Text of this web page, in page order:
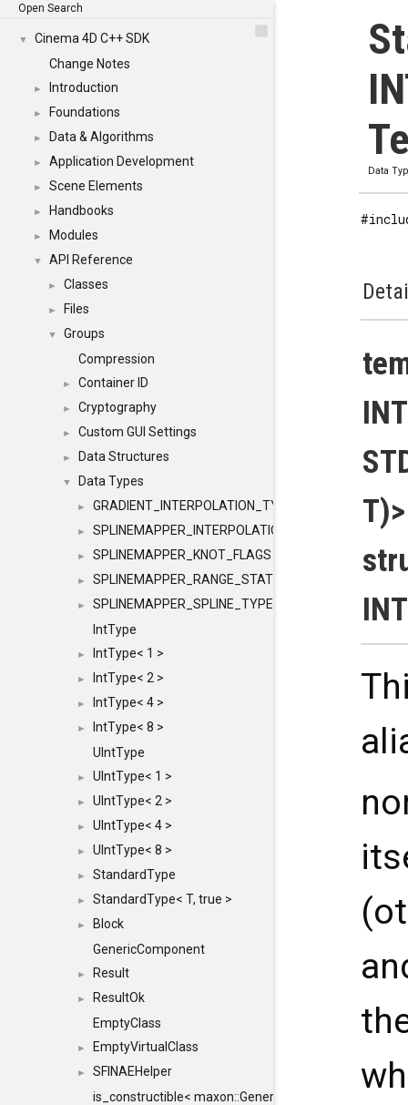
Open Search
▼
Cinema 4D C++ SDK
Change Notes
► Introduction
► Foundations
► Data & Algorithms
► Application Development
► Scene Elements
► Handbooks
► Modules
▼ API Reference
► Classes
► Files
▼
Groups
Compression
► Container ID
► Cryptography
► Custom GUI Settings
► Data Structures
▼ Data Types
► GRADIENT_INTERPOLATION_TYPE
► SPLINEMAPPER_INTERPOLATION_TYPE
► SPLINEMAPPER_KNOT_FLAGS
► SPLINEMAPPER_RANGE_STATE
►
SPLINEMAPPER_SPLINE_TYPE
IntType
► IntType< 1 >
► IntType< 2 >
► IntType< 4 >
►
IntType< 8 >
UIntType
► UIntType< 1 >
► UIntType< 2 >
► UIntType< 4 >
► UIntType< 8 >
► StandardType
► StandardType< T, true >
►
Block
GenericComponent
► Result
►
ResultOk
EmptyClass
► EmptyVirtualClass
►
SFINAEHelper
is_constructible< maxon::Generic, const
Data
T)>